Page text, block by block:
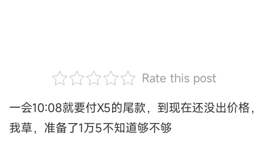
Rate this post
一会10:08就要付X5的尾款，到现在还没出价格，
我草，准备了1万5不知道够不够